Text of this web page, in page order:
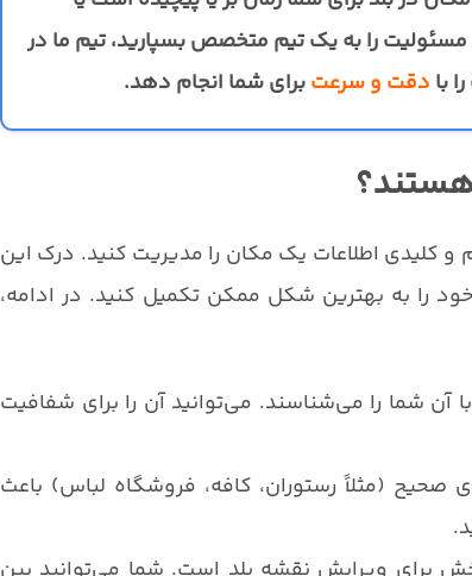
را به یک تیم متخصص بسپارید، تیم ما در
با دقت و سرعتبرای شما انجام دهد.
هستند؟
کلیدی اطلاعات یک مکان را مدیریت کنید. درک این
را به بهترین شکل ممکن تکمیل کنید. در ادامه،
آن شما را می‌شناسند. می‌توانید آن را برای شفافیت
صحیح (مثلاً رستوران، کافه، فروشگاه لباس) باعث